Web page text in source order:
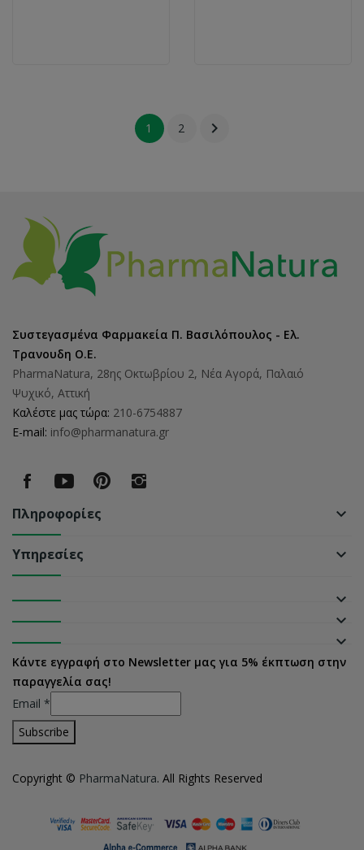
1 2 
Συστεγασμένα Φαρμακεία Π. Βασιλόπουλος - Ελ.
Τρανουδη Ο.Ε.
PharmaNatura, 28ης Οκτωβρίου 2, Νέα Αγορά, Παλαιό
Ψυχικό, Αττική
Καλέστε μας τώρα: 210-6754887
E-mail: info@pharmanatura.gr
Πληροφορίες keyboard_arrow_down
Υπηρεσίες keyboard_arrow_down
keyboard_arrow_down
keyboard_arrow_down
keyboard_arrow_down
Κάντε εγγραφή στο Newsletter μας για 5% έκπτωση στην
παραγγελία σας!
Email *
Copyright © PharmaNatura. All Rights Reserved